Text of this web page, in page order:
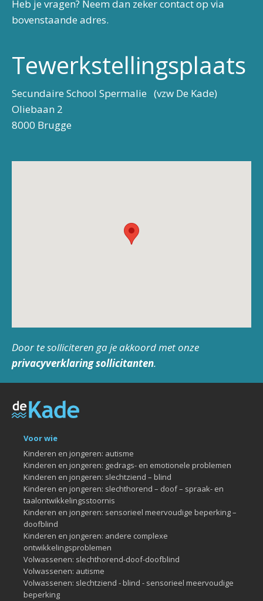
Heb je vragen? Neem dan zeker contact op via
bovenstaande adres.
Tewerkstellingsplaats
Secundaire School Spermalie (vzw De Kade)
Oliebaan 2
8000 Brugge
Door te solliciteren ga je akkoord met onze
privacyverklaring sollicitanten.
Voor wie
Kinderen en jongeren: autisme
Kinderen en jongeren: gedrags- en emotionele problemen
Kinderen en jongeren: slechtziend – blind
Kinderen en jongeren: slechthorend – doof – spraak- en
taalontwikkelingsstoornis
Kinderen en jongeren: sensorieel meervoudige beperking –
doofblind
Kinderen en jongeren: andere complexe
ontwikkelingsproblemen
Volwassenen: slechthorend-doof-doofblind
Volwassenen: autisme
Volwassenen: slechtziend - blind - sensorieel meervoudige
beperking